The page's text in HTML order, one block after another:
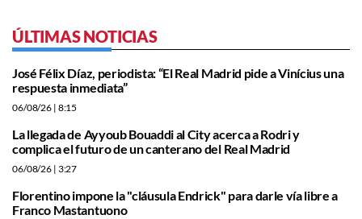
ÚLTIMAS NOTICIAS
José Félix Díaz, periodista: “El Real Madrid pide a Vinícius una
respuesta inmediata”
06/08/26 | 8:15
La llegada de Ayyoub Bouaddi al City acerca a Rodri y
complica el futuro de un canterano del Real Madrid
06/08/26 | 3:27
Florentino impone la "cláusula Endrick" para darle vía libre a
Franco Mastantuono